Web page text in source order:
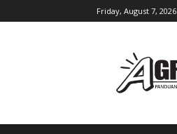
Friday, August 7, 2026